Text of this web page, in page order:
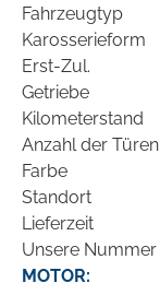
Fahrzeugtyp
Karosserieform
Erst-Zul.
Getriebe
Kilometerstand
Anzahl der Türen
Farbe
Standort
Lieferzeit
Unsere Nummer
MOTOR: